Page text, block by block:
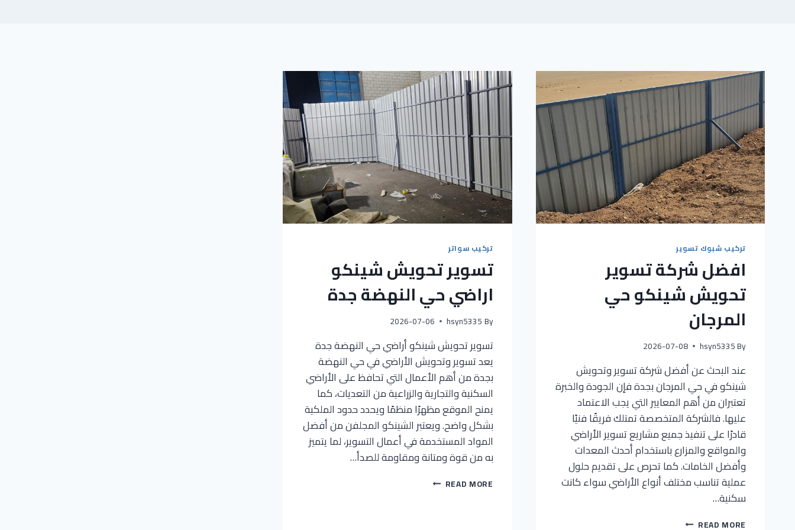
تركيب شبوك تسوير
افضل شركة تسوير
تحويش شينكو حي
المرجان
By
hsyn5335
2026-07-08
عند البحث عن أفضل شركة تسوير وتحويش
شينكو في حي المرجان بجدة فإن الجودة والخبرة
تعتبران من أهم المعايير التي يجب الاعتماد
عليها. فالشركة المتخصصة تمتلك فريقًا فنيًا
قادرًا على تنفيذ جميع مشاريع تسوير الأراضي
والمواقع والمزارع باستخدام أحدث المعدات
وأفضل الخامات. كما تحرص على تقديم حلول
عملية تناسب مختلف أنواع الأراضي سواء كانت
سكنية…
READ MORE
تركيب سواتر
تسوير تحويش شينكو
اراضي حي النهضة جدة
By
hsyn5335
2026-07-06
تسوير تحويش شينكو أراضي حي النهضة جدة
يعد تسوير وتحويش الأراضي في حي النهضة
بجدة من أهم الأعمال التي تحافظ على الأراضي
السكنية والتجارية والزراعية من التعديات، كما
يمنح الموقع مظهرًا منظمًا ويحدد حدود الملكية
بشكل واضح. ويعتبر الشينكو المجلفن من أفضل
المواد المستخدمة في أعمال التسوير، لما يتميز
به من قوة ومتانة ومقاومة للصدأ…
READ MORE